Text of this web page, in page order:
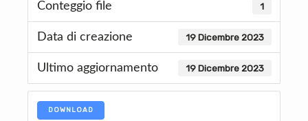
Conteggio file 1
Data di creazione 19 Dicembre 2023
Ultimo aggiornamento 19 Dicembre 2023
DOWNLOAD